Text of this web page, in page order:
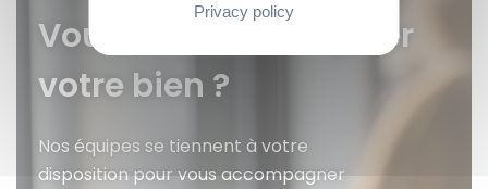
Vous voulez faire gérer
votre bien ?
Nos équipes se tiennent à votre
disposition pour vous accompagner
Privacy policy